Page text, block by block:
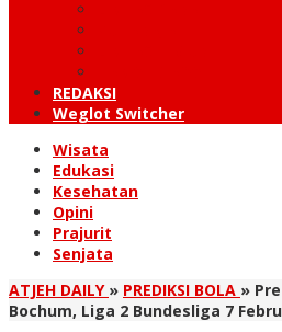
REDAKSI
Weglot Switcher
Wisata
Edukasi
Kesehatan
Opini
Prajurit
Senjata
ATJEH DAILY » PREDIKSI BOLA »
Bochum, Liga 2 Bundesliga 7